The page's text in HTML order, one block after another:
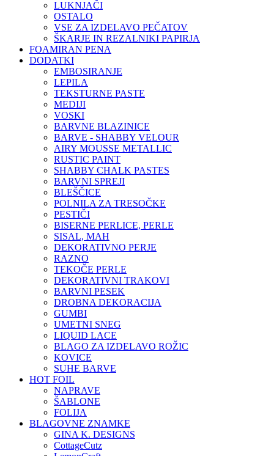
LUKNJAČI
OSTALO
VSE ZA IZDELAVO PEČATOV
ŠKARJE IN REZALNIKI PAPIRJA
FOAMIRAN PENA
DODATKI
EMBOSIRANJE
LEPILA
TEKSTURNE PASTE
MEDIJI
VOSKI
BARVNE BLAZINICE
BARVE - SHABBY VELOUR
AIRY MOUSSE METALLIC
RUSTIC PAINT
SHABBY CHALK PASTES
BARVNI SPREJI
BLEŠČICE
POLNILA ZA TRESOČKE
PESTIČI
BISERNE PERLICE, PERLE
SISAL, MAH
DEKORATIVNO PERJE
RAZNO
TEKOČE PERLE
DEKORATIVNI TRAKOVI
BARVNI PESEK
DROBNA DEKORACIJA
GUMBI
UMETNI SNEG
LIQUID LACE
BLAGO ZA IZDELAVO ROŽIC
KOVICE
SUHE BARVE
HOT FOIL
NAPRAVE
ŠABLONE
FOLIJA
BLAGOVNE ZNAMKE
GINA K. DESIGNS
CottageCutz